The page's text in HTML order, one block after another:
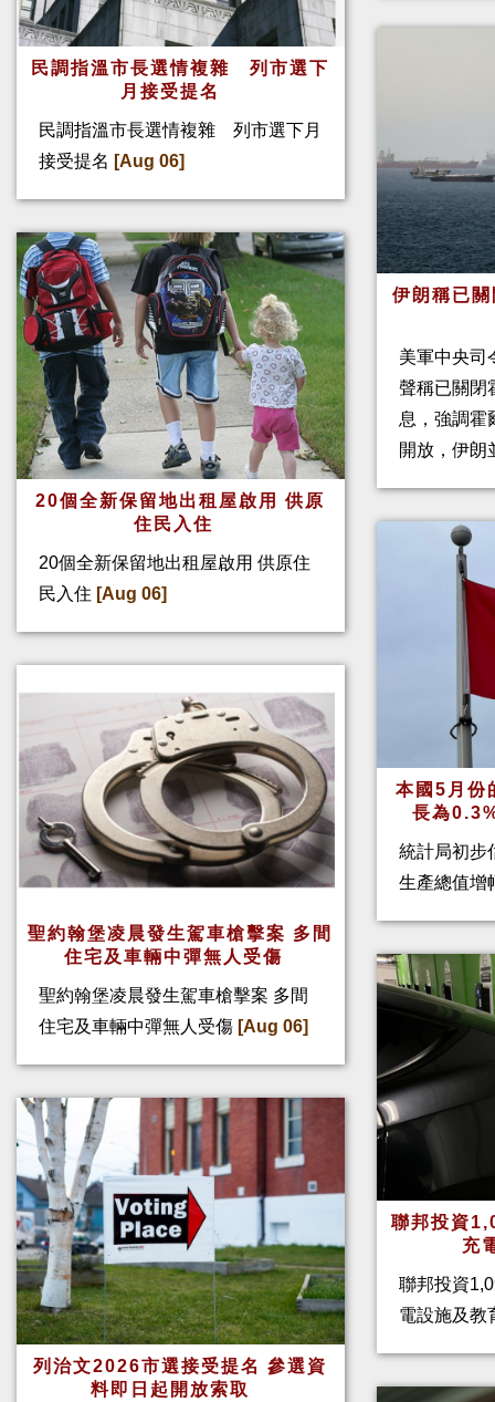
民調指溫市長選情複雜 列市選下
月接受提名
民調指溫市長選情複雜 列市選下月
接受提名 [Aug 06]
20個全新保留地出租屋啟用 供原
住民入住
20個全新保留地出租屋啟用 供原住
民入住 [Aug 06]
聖約翰堡凌晨發生駕車槍擊案 多間
住宅及車輛中彈無人受傷
聖約翰堡凌晨發生駕車槍擊案 多間
住宅及車輛中彈無人受傷 [Aug 06]
列治文2026市選接受提名 參選資
料即日起開放索取
伊朗稱已
美軍中央司
聲稱已關閉
息，強調霍
開放，伊
本國5月份
長為
統計局初步
生產總值增
聯邦投資
充
聯邦投資
電設施及教